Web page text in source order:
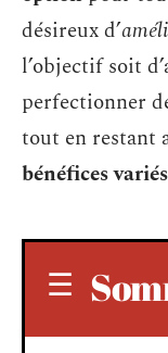
désireux d’
l’objectif soit
perfectionner
tout en restant
bénéfices variés